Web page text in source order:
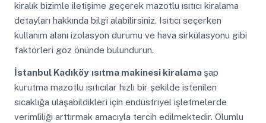
kiralık bizimle iletişime geçerek mazotlu ısıtıcı kiralama
detayları hakkında bilgi alabilirsiniz. Isıtıcı seçerken
kullanım alanı izolasyon durumu ve hava sirkülasyonu gibi
faktörleri göz önünde bulundurun.
İstanbul Kadıköy ısıtma makinesi kiralama şap
kurutma mazotlu ısıtıcılar hızlı bir şekilde istenilen
sıcaklığa ulaşabildikleri için endüstriyel işletmelerde
verimliliği arttırmak amacıyla tercih edilmektedir. Olumlu